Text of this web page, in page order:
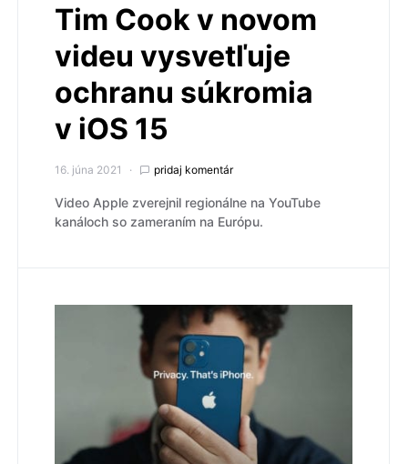
Tim Cook v novom
videu vysvetľuje
ochranu súkromia
v iOS 15
16. júna 2021 pridaj komentár
Video Apple zverejnil regionálne na YouTube
kanáloch so zameraním na Európu.